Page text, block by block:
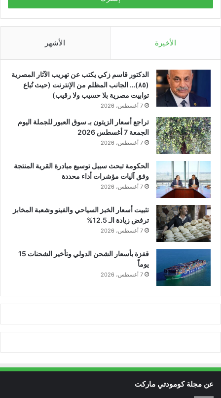
الأخيرة الأشهر
الدكتور قاسم زكي يكتب عن تهريب الآثار المصرية
(٨٥)… الجانب المظلم من الإنترنت (حيث تُباع
توابيت مصرية بلا حسيب ولا رقيب)
7 أغسطس، 2026
تراجع أسعار الزيتون بـ سوق العبور للجملة اليوم
الجمعة 7 أغسطس 2026
7 أغسطس، 2026
الحكومة تبحث سببل توسيع مبادرة القرية المنتجة
وفق آليات مؤشرات أداء محددة
7 أغسطس، 2026
تثبيت أسعار الخبز السياحي والفينو وشعبة المخابز
ترفض زيادة الـ 12.5%
7 أغسطس، 2026
قفزة بأسعار الشحن الدولي وتأخير الشحنات 15
يوماً
7 أغسطس، 2026
عن مجلة كومودتي ماركت